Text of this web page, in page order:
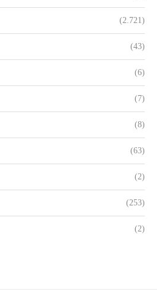
(2.721)
(43)
(6)
(7)
(8)
(63)
(2)
(253)
(2)